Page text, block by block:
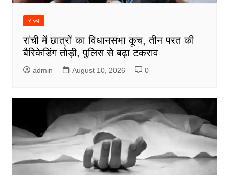
राज्य
रांची में छात्रों का विधानसभा कूच, तीन परत की
बैरिकेडिंग तोड़ी, पुलिस से बढ़ा टकराव
admin August 10, 2026 0